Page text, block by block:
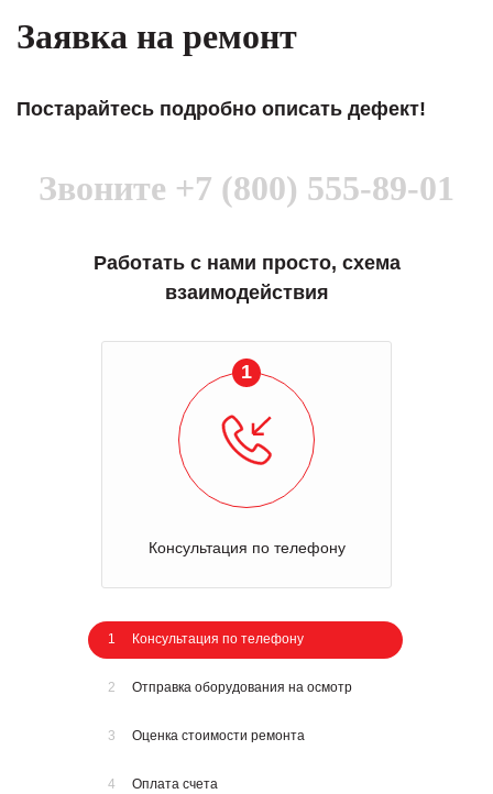
Заявка на ремонт
Постарайтесь подробно описать дефект!
Звоните +7 (800) 555-89-01
Работать с нами просто, схема
взаимодействия
1
Консультация по телефону
1 Консультация по телефону
2 Отправка оборудования на осмотр
3 Оценка стоимости ремонта
4 Оплата счета